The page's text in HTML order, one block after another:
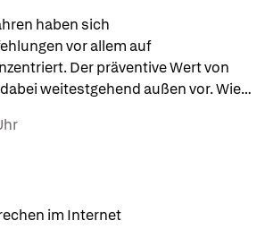
haben sich
vor allem auf
Der präventive Wert von
weitestgehend außen vor. Wie
davon profitieren?
im Internet